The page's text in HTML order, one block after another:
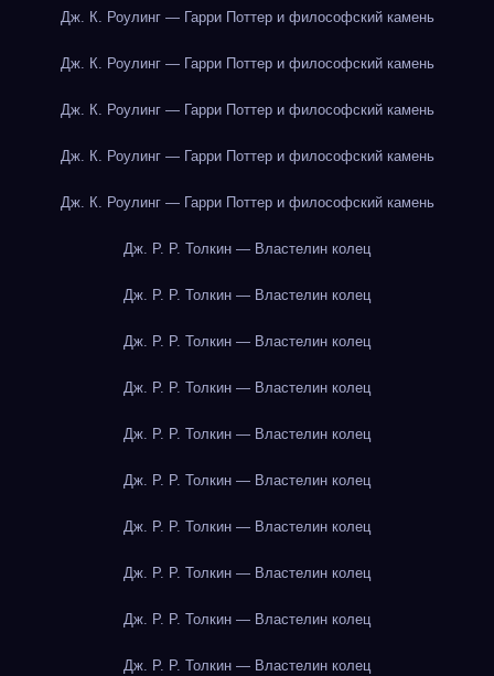
Дж. К. Роулинг — Гарри Поттер и философский камень
Дж. К. Роулинг — Гарри Поттер и философский камень
Дж. К. Роулинг — Гарри Поттер и философский камень
Дж. К. Роулинг — Гарри Поттер и философский камень
Дж. К. Роулинг — Гарри Поттер и философский камень
Дж. Р. Р. Толкин — Властелин колец
Дж. Р. Р. Толкин — Властелин колец
Дж. Р. Р. Толкин — Властелин колец
Дж. Р. Р. Толкин — Властелин колец
Дж. Р. Р. Толкин — Властелин колец
Дж. Р. Р. Толкин — Властелин колец
Дж. Р. Р. Толкин — Властелин колец
Дж. Р. Р. Толкин — Властелин колец
Дж. Р. Р. Толкин — Властелин колец
Дж. Р. Р. Толкин — Властелин колец